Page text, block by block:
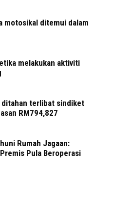
motosikal ditemui dalam
melakukan aktiviti
terlibat sindiket
RM794,827
Rumah Jagaan:
Pula Beroperasi